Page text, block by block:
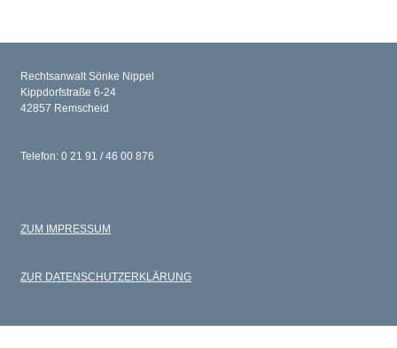
Rechtsanwalt Sönke Nippel
Kippdorfstraße 6-24
42857 Remscheid
Telefon: 0 21 91 / 46 00 876
ZUM IMPRESSUM
ZUR DATENSCHUTZERKLÄRUNG